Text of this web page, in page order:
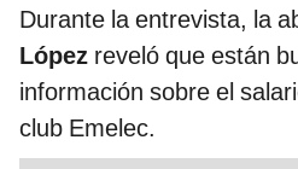
Durante la entrevista, la
López reveló que están
información sobre el
club Emelec.